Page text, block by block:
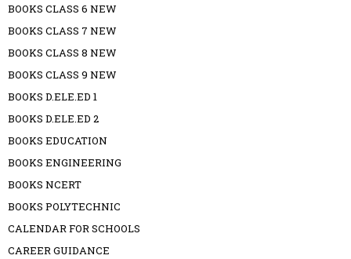
BOOKS CLASS 6 NEW
BOOKS CLASS 7 NEW
BOOKS CLASS 8 NEW
BOOKS CLASS 9 NEW
BOOKS D.ELE.ED 1
BOOKS D.ELE.ED 2
BOOKS EDUCATION
BOOKS ENGINEERING
BOOKS NCERT
BOOKS POLYTECHNIC
CALENDAR FOR SCHOOLS
CAREER GUIDANCE